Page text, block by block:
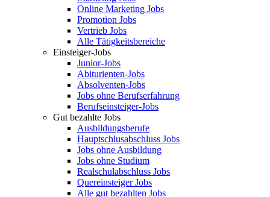
Online Marketing Jobs
Promotion Jobs
Vertrieb Jobs
Alle Tätigkeitsbereiche
Einsteiger-Jobs
Junior-Jobs
Abiturienten-Jobs
Absolventen-Jobs
Jobs ohne Berufserfahrung
Berufseinsteiger-Jobs
Gut bezahlte Jobs
Ausbildungsberufe
Hauptschlusabschluss Jobs
Jobs ohne Ausbildung
Jobs ohne Studium
Realschulabschluss Jobs
Quereinsteiger Jobs
Alle gut bezahlten Jobs